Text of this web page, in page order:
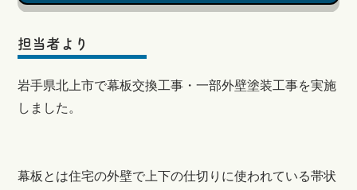
担当者より
岩手県北上市で幕板交換工事・一部外壁塗装工事を実施
しました。
幕板とは住宅の外壁で上下の仕切りに使われている帯状